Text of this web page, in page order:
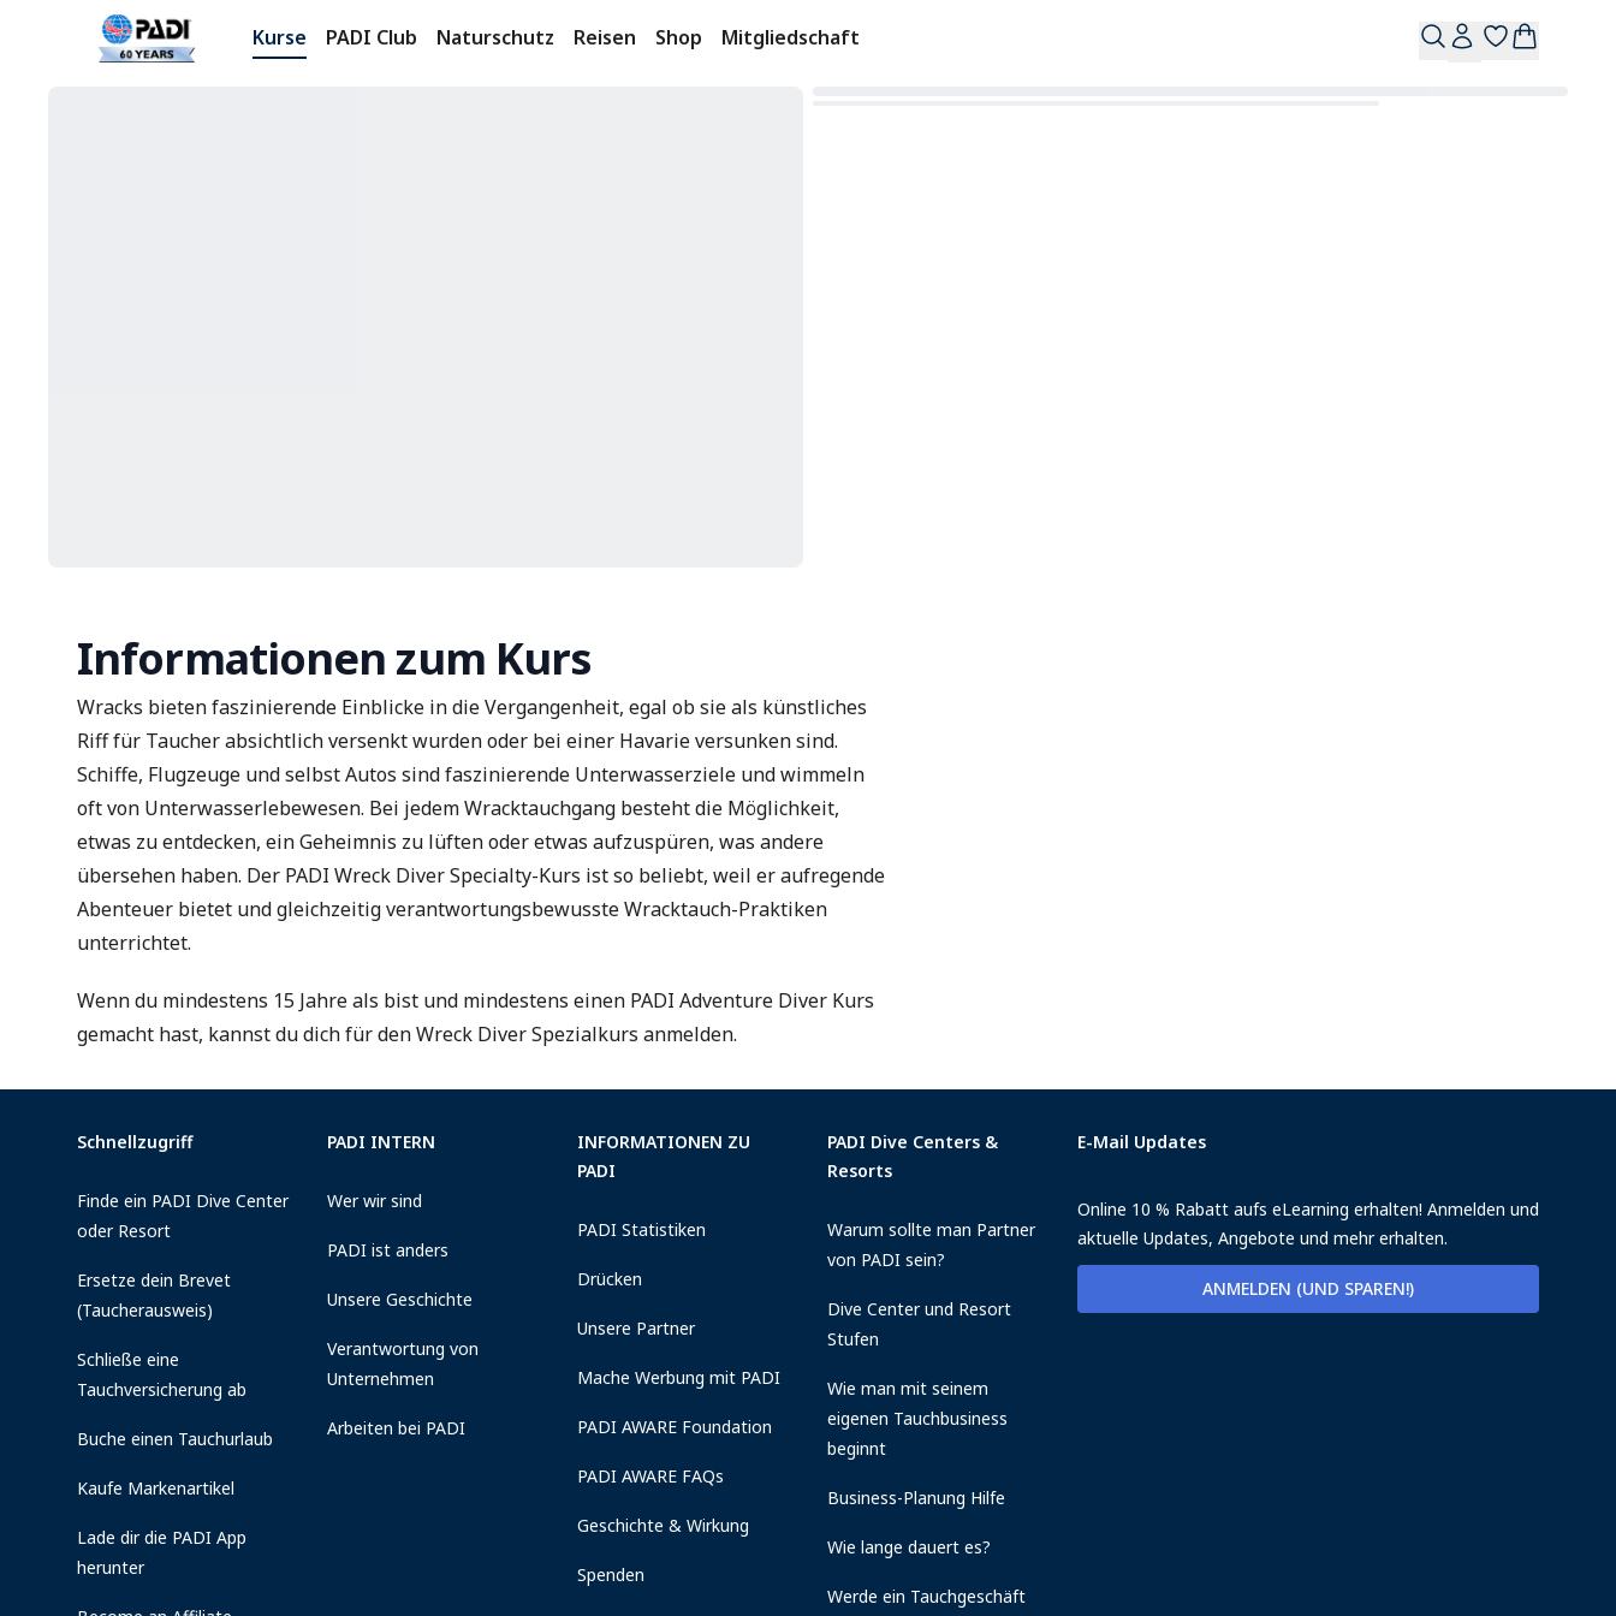
Kurse PADI Club Naturschutz Reisen Shop Mitgliedschaft
Informationen zum Kurs
Wracks bieten faszinierende Einblicke in die Vergangenheit, egal ob sie als künstliches
Riff für Taucher absichtlich versenkt wurden oder bei einer Havarie versunken sind.
Schiffe, Flugzeuge und selbst Autos sind faszinierende Unterwasserziele und wimmeln
oft von Unterwasserlebewesen. Bei jedem Wracktauchgang besteht die Möglichkeit,
etwas zu entdecken, ein Geheimnis zu lüften oder etwas aufzuspüren, was andere
übersehen haben. Der PADI Wreck Diver Specialty-Kurs ist so beliebt, weil er aufregende
Abenteuer bietet und gleichzeitig verantwortungsbewusste Wracktauch-Praktiken
unterrichtet.
Wenn du mindestens 15 Jahre als bist und mindestens einen PADI Adventure Diver Kurs
gemacht hast, kannst du dich für den Wreck Diver Spezialkurs anmelden.
Schnellzugriff
Finde ein PADI Dive Center
oder Resort
Ersetze dein Brevet
(Taucherausweis)
Schließe eine
Tauchversicherung ab
Buche einen Tauchurlaub
Kaufe Markenartikel
Lade dir die PADI App
herunter
PADI INTERN
Wer wir sind
PADI ist anders
Unsere Geschichte
Verantwortung von
Unternehmen
Arbeiten bei PADI
INFORMATIONEN ZU
PADI
PADI Statistiken
Drücken
Unsere Partner
Mache Werbung mit PADI
PADI AWARE Foundation
PADI AWARE FAQs
Geschichte & Wirkung
Spenden
PADI Dive Centers &
Resorts
Warum sollte man Partner
von PADI sein?
Dive Center und Resort
Stufen
Wie man mit seinem
eigenen Tauchbusiness
beginnt
Business-Planung Hilfe
Wie lange dauert es?
Werde ein Tauchgeschäft
E-Mail Updates
Online 10 % Rabatt aufs eLearning erhalten! Anmelden und
aktuelle Updates, Angebote und mehr erhalten.
ANMELDEN (UND SPAREN!)